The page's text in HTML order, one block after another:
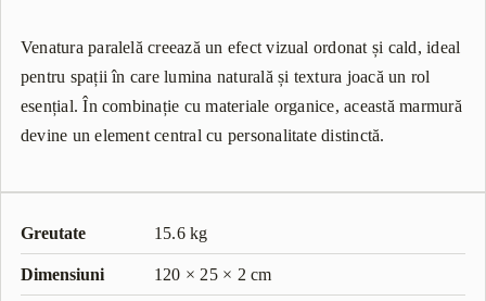
Venatura paralelă creează un efect vizual ordonat și cald, ideal
pentru spații în care lumina naturală și textura joacă un rol
esențial. În combinație cu materiale organice, această marmură
devine un element central cu personalitate distinctă.
Greutate 15.6 kg
Dimensiuni 120 × 25 × 2 cm